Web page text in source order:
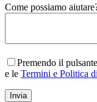
Gender
Come possiamo
Premendo il
e le Termini e Politica